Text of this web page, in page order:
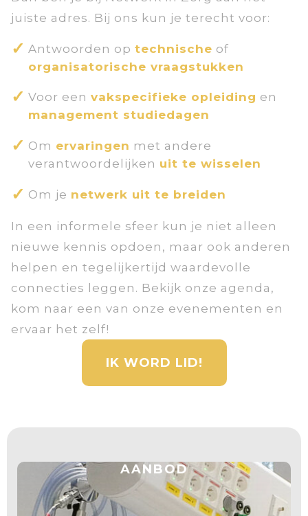
juiste adres. Bij ons kun je terecht voor:
Antwoorden optechnische of
organisatorische vraagstukken
Voor eenvakspecifieke opleiding en
management studiedagen
Om ervaringen met andere
verantwoordelijken uit te wisselen
Om je netwerk uit te breiden
In een informele sfeer kun je niet alleen
nieuwe kennis opdoen, maar ook anderen
helpen en tegelijkertijd waardevolle
connecties leggen. Bekijk onze agenda,
kom naar een van onze evenementen en
ervaar het zelf!
IK WORD LID!
AANBOD